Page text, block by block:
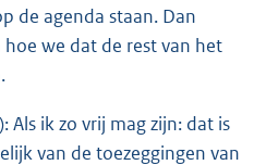
de agenda staan. Dan
we dat de rest van het
Als ik zo vrij mag zijn: dat is
van de toezeggingen van